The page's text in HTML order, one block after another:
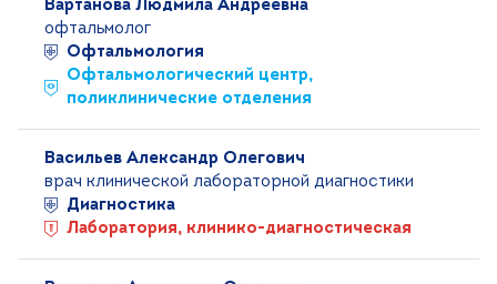
Вартанова Людмила Андреевна
офтальмолог
Офтальмология
Офтальмологический центр,
поликлинические отделения
Васильев Александр Олегович
врач клинической лабораторной диагностики
Диагностика
Лаборатория, клинико-диагностическая